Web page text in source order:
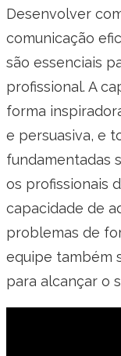
Desenvolver
comunicação
são essenciais
profissional. A
forma
e persuasiva, e
fundamentadas
os profissionais
capacidade de
problemas de
equipe também
para alcançar o